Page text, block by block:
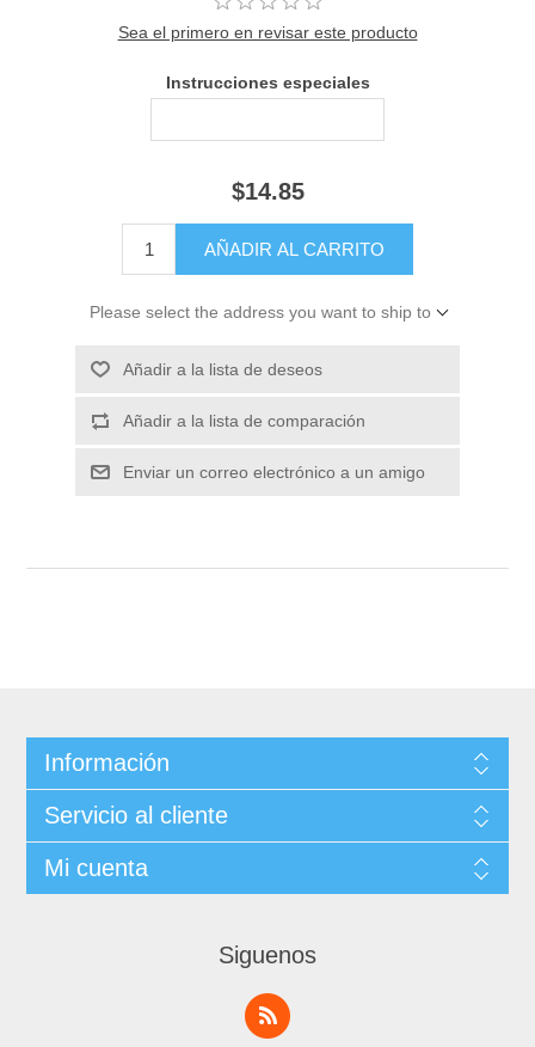
Sea el primero en revisar este producto
Instrucciones especiales
$14.85
Please select the address you want to ship to
Información
Servicio al cliente
Mi cuenta
Siguenos